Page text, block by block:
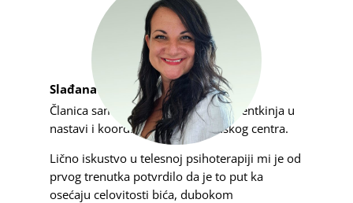
Slađana Marković
Članica sam CIR ICBP tima kao asistentkinja u
nastavi i koordinatorka beogradskog centra.
Lično iskustvo u telesnoj psihoterapiji mi je od
prvog trenutka potvrdilo da je to put ka
osećaju celovitosti bića, dubokom